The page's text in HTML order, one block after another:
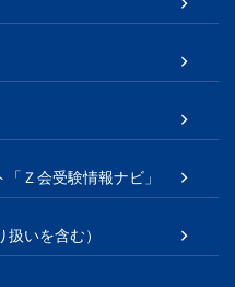
Ｚ会受験情報ナビ」
いを含む）